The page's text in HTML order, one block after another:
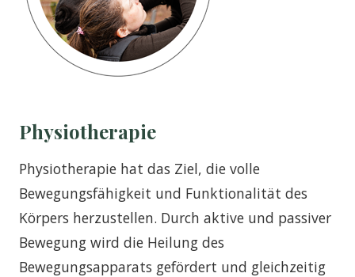
Physiotherapie
Physiotherapie hat das Ziel, die volle
Bewegungsfähigkeit und Funktionalität des
Körpers herzustellen. Durch aktive und passiver
Bewegung wird die Heilung des
Bewegungsapparats gefördert und gleichzeitig